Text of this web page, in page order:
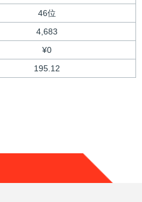
46位
4,683
¥0
195.12